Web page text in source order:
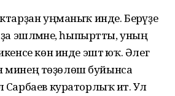
уңманыҡ инде. Берәүҙе
эшләмәне, һыпыртты, уның
көн инде эштә юҡ. Әлегә
минең төҙөлөш буйынса
кураторлыҡ итә. Ул